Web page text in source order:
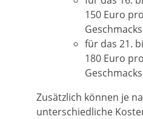
150 Euro pro
für das 21.
180 Euro pro
Zusätzlich können je
unterschiedliche